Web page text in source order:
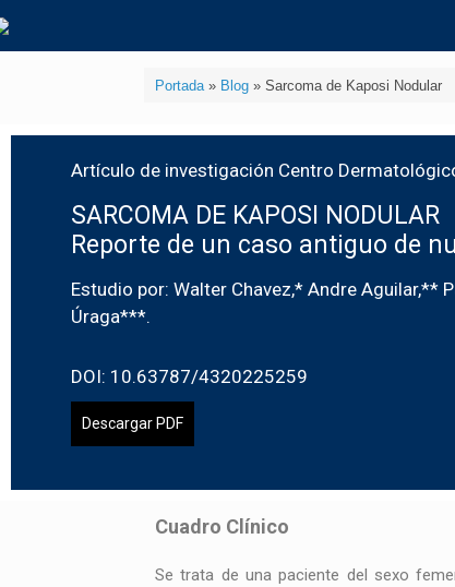
Portada» Blog» Sarcoma de Kaposi Nodular
Artículo de investigación Centro
SARCOMA DE KAPOSI NODULAR
Reporte de un caso antiguo de
Estudio por: Walter Chavez,* Andre Aguilar,**
Úraga***.
DOI: 10.63787/4320225259
Descargar PDF
Cuadro Clínico
Se trata de una paciente del sexo